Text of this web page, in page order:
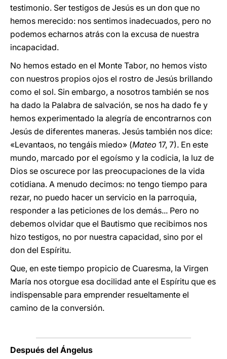
testimonio. Ser testigos de Jesús es un don que no
hemos merecido: nos sentimos inadecuados, pero no
podemos echarnos atrás con la excusa de nuestra
incapacidad.
No hemos estado en el Monte Tabor, no hemos visto
con nuestros propios ojos el rostro de Jesús brillando
como el sol. Sin embargo, a nosotros también se nos
ha dado la Palabra de salvación, se nos ha dado fe y
hemos experimentado la alegría de encontrarnos con
Jesús de diferentes maneras. Jesús también nos dice:
«Levantaos, no tengáis miedo» (Mateo 17, 7). En este
mundo, marcado por el egoísmo y la codicia, la luz de
Dios se oscurece por las preocupaciones de la vida
cotidiana. A menudo decimos: no tengo tiempo para
rezar, no puedo hacer un servicio en la parroquia,
responder a las peticiones de los demás... Pero no
debemos olvidar que el Bautismo que recibimos nos
hizo testigos, no por nuestra capacidad, sino por el
don del Espíritu.
Que, en este tiempo propicio de Cuaresma, la Virgen
María nos otorgue esa docilidad ante el Espíritu que es
indispensable para emprender resueltamente el
camino de la conversión.
Después del Ángelus